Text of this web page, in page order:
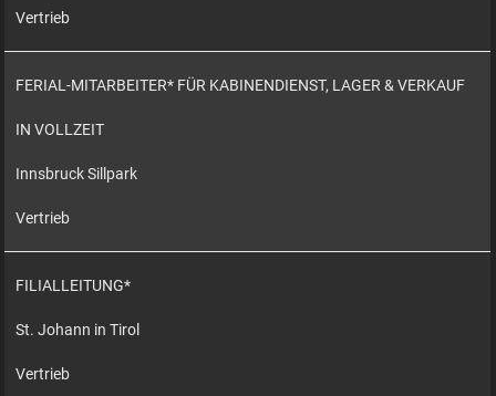
Vertrieb
FERIAL-MITARBEITER* FÜR KABINENDIENST, LAGER & VERKAUF
IN VOLLZEIT
Innsbruck Sillpark
Vertrieb
FILIALLEITUNG*
St. Johann in Tirol
Vertrieb